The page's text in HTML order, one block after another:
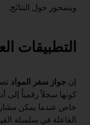
ويتمحور حول النتائج.
التطبيقات
إن جواز سفر المواد
كونها سجلاً رقمياً إلى
خاص عندما يمكن
الفاعلة في سلسلة